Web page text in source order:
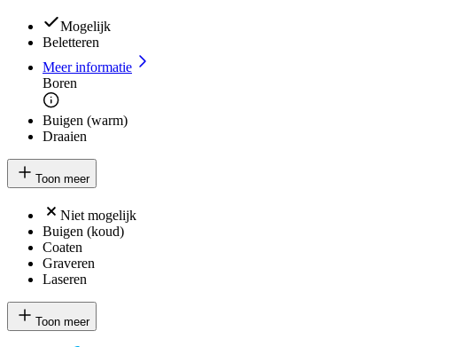
Mogelijk
Beletteren
Meer informatie
Boren
Buigen (warm)
Draaien
Toon meer
Niet mogelijk
Buigen (koud)
Coaten
Graveren
Laseren
Toon meer